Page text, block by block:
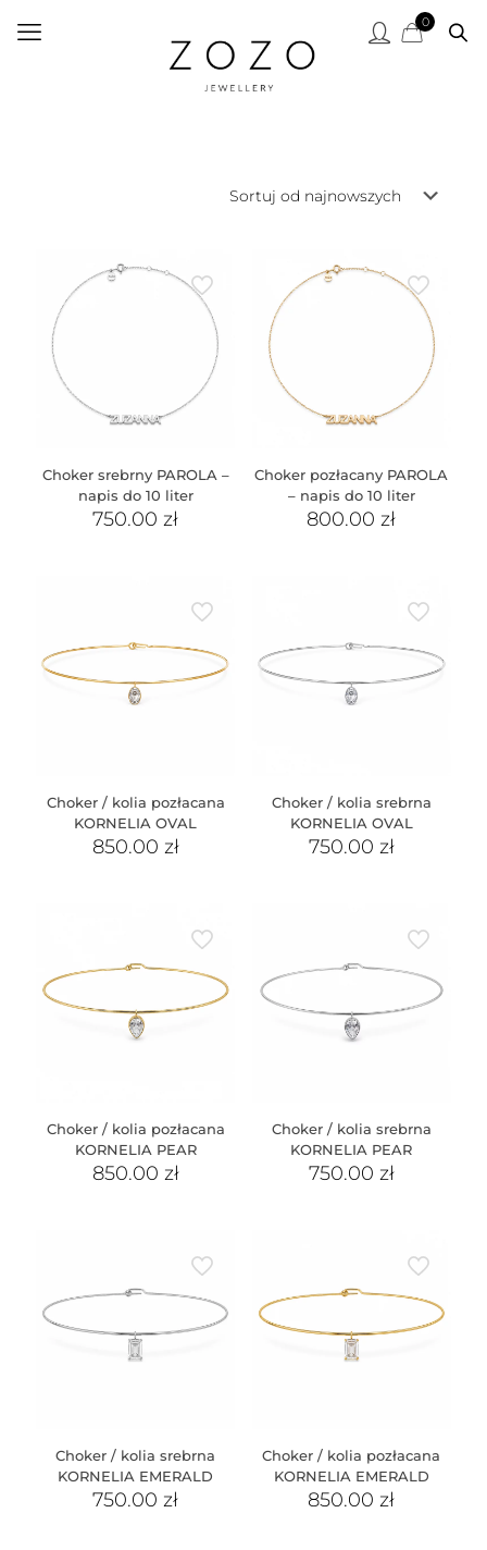
0
Choker srebrny PAROLA –
napis do 10 liter
750.00zł
Choker pozłacany PAROLA
– napis do 10 liter
800.00zł
Choker / kolia pozłacana
KORNELIA OVAL
850.00 zł
Choker / kolia srebrna
KORNELIA OVAL
750.00 zł
Choker / kolia pozłacana
KORNELIA PEAR
850.00 zł
Choker / kolia srebrna
KORNELIA PEAR
750.00 zł
Choker / kolia srebrna
KORNELIA EMERALD
750.00zł
Choker / kolia pozłacana
KORNELIA EMERALD
850.00zł